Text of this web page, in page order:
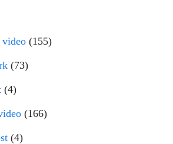
video (155)
(73)
(4)
(166)
(4)